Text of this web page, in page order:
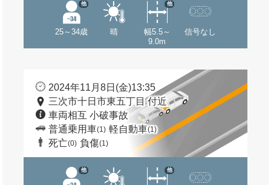
25～34歳
他
晴
幅5.5～
9.0m
他
信号なし
2024年11月8日(金)13:35
三次市十日市東五丁目 付近
車両相互 小破事故
普通乗用車(1) 軽自動車(1)
死亡(0) 負傷(1)
他 他